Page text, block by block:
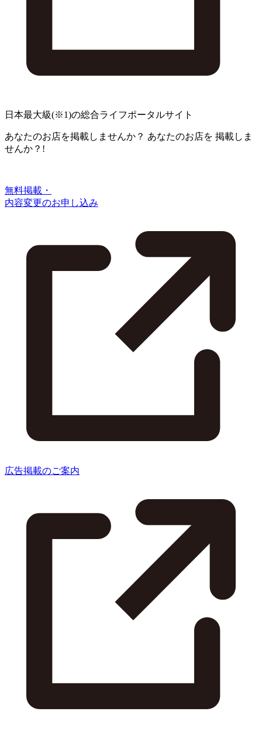
日本最大級(※1)の総合ライフポータルサイト
あなたのお店を掲載しませんか？ あなたのお店を 掲載しま
せんか？!
無料掲載・
内容変更のお申し込み
広告掲載のご案内